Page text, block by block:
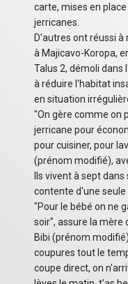
carte, mises en
jerricanes.
D'autres ont réussi
à Majicavo-Koropa,
Talus 2, démoli dans
à réduire l'habitat
en situation
"On gère comme on
jerricane pour
pour cuisiner, pour
(prénom modifié),
Ils vivent à sept
contente d'une
"Pour le bébé on ne
soir", assure la mère
Bibi (prénom
coupures tout le
coupe direct, on